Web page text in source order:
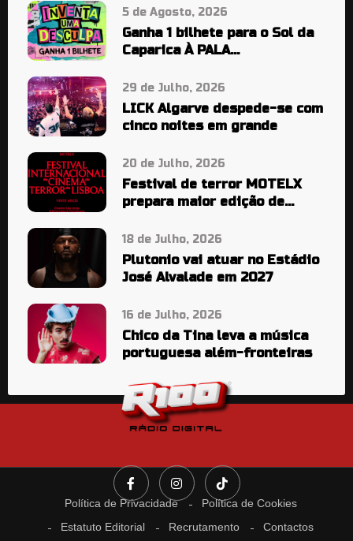
5 de Agosto, 2026
Ganha 1 bilhete para o Sol da
Caparica À PALA…
29 de Julho, 2026
LICK Algarve despede-se com
cinco noites em grande
20 de Julho, 2026
Festival de terror MOTELX
prepara maior edição de
18 de Julho, 2026
Plutonio vai atuar no Estádio
José Alvalade em 2027
16 de Julho, 2026
Chico da Tina leva a música
portuguesa além-fronteiras
Política de Privacidade
Política de Cookies
Estatuto Editorial
Recrutamento Contactos